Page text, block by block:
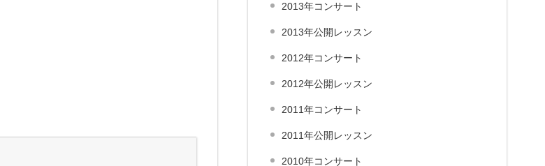
2013年コンサート
2013年公開レッスン
2012年コンサート
2012年公開レッスン
2011年コンサート
2011年公開レッスン
2010年コンサート